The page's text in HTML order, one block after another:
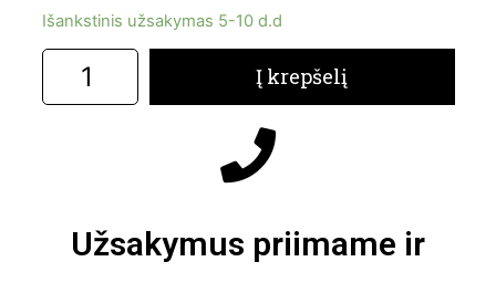
Išankstinis užsakymas 5-10 d.d
Į krepšelį
Užsakymus priimame ir